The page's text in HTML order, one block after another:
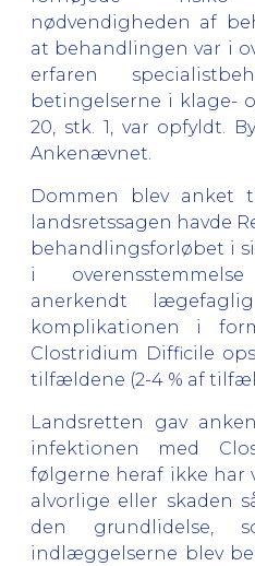
nødvendigheden af
at behandlingen var i
erfaren
betingelserne i klage-
20, stk. 1, var opfyldt.
Ankenævnet.
Dommen blev anket
landsretssagen havde
behandlingsforløbet i
i
anerkendt
komplikationen i
Clostridium Difficile
tilfældene (2-4 % af
Landsretten gav
infektionen med
følgerne heraf ikke
alvorlige eller skaden
den grundlidelse,
indlæggelserne blev